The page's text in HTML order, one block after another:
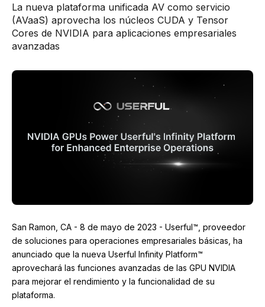
La nueva plataforma unificada AV como servicio
(AVaaS) aprovecha los núcleos CUDA y Tensor
Cores de NVIDIA para aplicaciones empresariales
avanzadas
San Ramon, CA - 8 de mayo de 2023 - Userful™, proveedor
de soluciones para operaciones empresariales básicas, ha
anunciado que la nueva Userful Infinity Platform™
aprovechará las funciones avanzadas de las GPU NVIDIA
para mejorar el rendimiento y la funcionalidad de su
plataforma.